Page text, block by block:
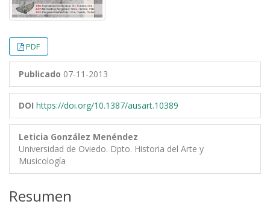
PDF
Publicado 07-11-2013
DOI https://doi.org/10.1387/ausart.10389
Leticia González Menéndez
Universidad de Oviedo. Dpto. Historia del Arte y
Musicología
Resumen